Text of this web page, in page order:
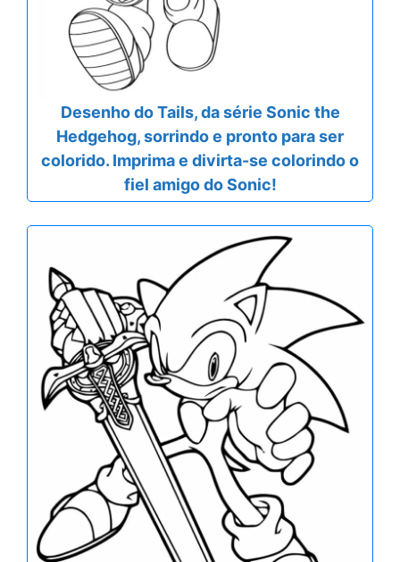
Desenho do Tails, da série Sonic the
Hedgehog, sorrindo e pronto para ser
colorido. Imprima e divirta-se colorindo o
fiel amigo do Sonic!